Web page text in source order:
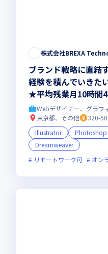
株式会社BREXA
ブランド戦略に直結
経験を積んでいきた
★平均残業月10時
年休123日以上★完
実の教育体制と様々
Webデザイナー、グラフ
東京都、その他
320-
Illustrator
Photoshop
Dreamweaver
リモートワーク可
オン